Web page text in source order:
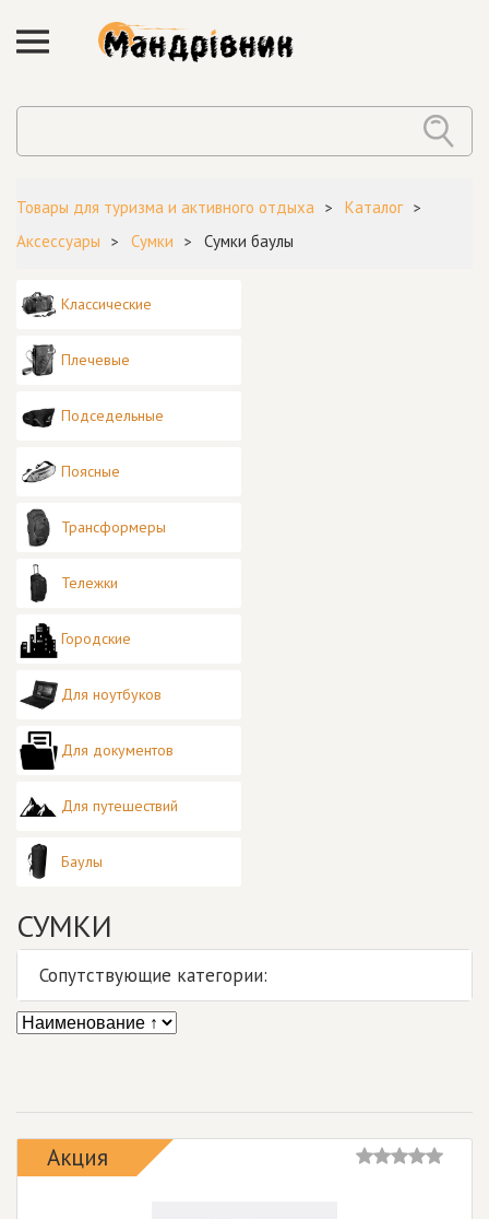
Товары для туризма и активного отдыха
Каталог
Аксессуары
Сумки Сумки баулы
Классические
Плечевые
Подседельные
Поясные
Трансформеры
Тележки
Городские
Для ноутбуков
Для документов
Для путешествий
Баулы
СУМКИ
Сопутствующие категории:
Акция